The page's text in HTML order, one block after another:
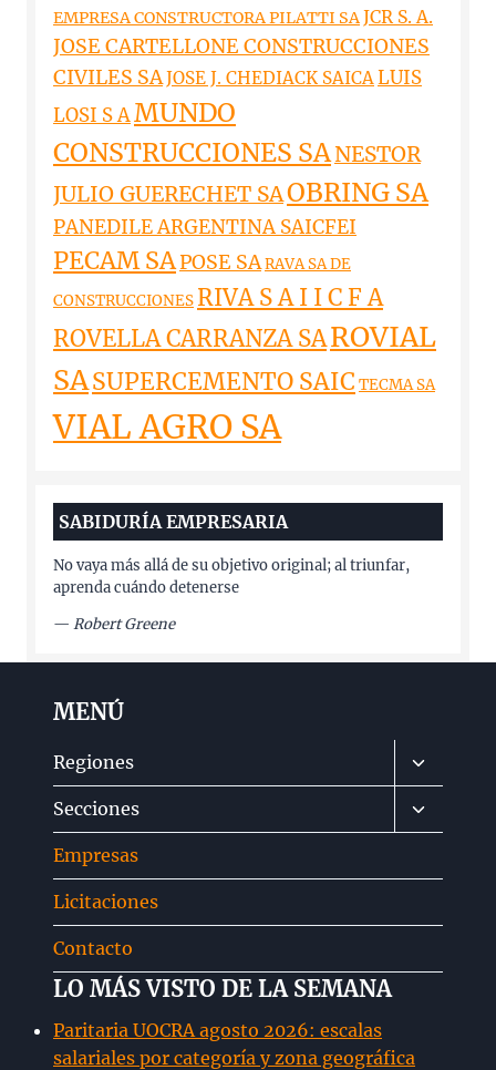
EMPRESA CONSTRUCTORA PILATTI SAJCR S. A.
JOSE CARTELLONE CONSTRUCCIONES
CIVILES SAJOSE J. CHEDIACK SAICALUIS
LOSI S AMUNDO
CONSTRUCCIONES SANESTOR
JULIO GUERECHET SAOBRING SA
PANEDILE ARGENTINA SAICFEI
PECAM SAPOSE SARAVA SA DE
CONSTRUCCIONES RIVA S A I I C F A
ROVELLA CARRANZA SAROVIAL
SASUPERCEMENTO SAIC TECMA SA
VIAL AGRO SA
SABIDURÍA EMPRESARIA
No vaya más allá de su objetivo original; al triunfar,
aprenda cuándo detenerse
— Robert Greene
MENÚ
Regiones
Alternar
menú
hijo
Secciones
Alternar
menú
Empresas
Licitaciones
Contacto
LO MÁS VISTO DE LA SEMANA
Paritaria UOCRA agosto 2026: escalas
salariales por categoría y zona geográfica